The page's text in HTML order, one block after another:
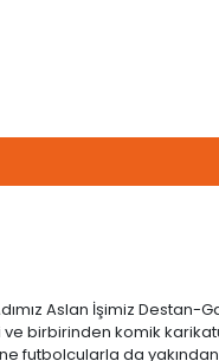
Aslan İşimiz Destan-
birbirinden komik
futbolcularla da yakından